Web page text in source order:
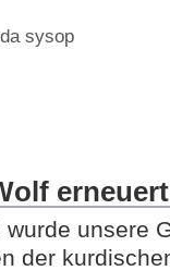
sysop
unsere
der